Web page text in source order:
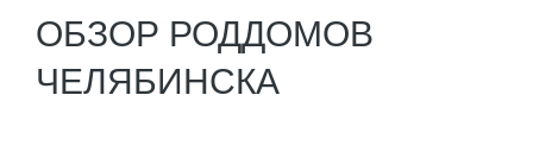
ОБЗОР РОДДОМОВ
ЧЕЛЯБИНСКА